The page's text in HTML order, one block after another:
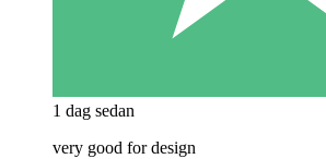
1 dag sedan
very good for design